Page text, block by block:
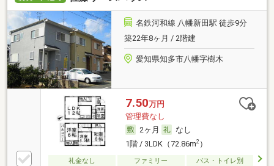
名鉄河和線 八幡新田駅 徒歩9分
築22年8ヶ月 / 2階建
愛知県知多市八幡字樹木
7.50万円
管理費なし
2ヶ月
なし
1階 / 3LDK（72.86m2）
礼金なし ファミリー バス・トイレ別